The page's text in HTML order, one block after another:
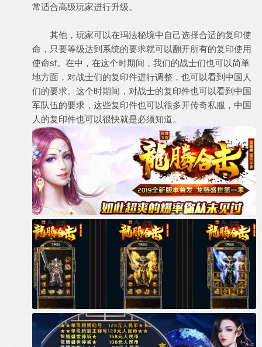
常适合高级玩家进行升级。
其他，玩家可以在玛法秘境中自己选择合适的复印使
命，只要等级达到系统的要求就可以翻开所有的复印使用
使命sf。在中，在这个时期间，我们的战士们也可以简单
地方面，对战士们的复印件进行调整，也可以看到中国人
们的要求。这个时期间，对战士的复印件也可以看到中国
军队伍的要求，这些复印件也可以很多开传奇私服，中国
人的复印件也可以很快就是必须知道。